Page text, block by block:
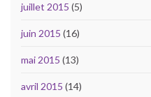
juillet 2015 (5)
juin 2015 (16)
mai 2015 (13)
avril 2015 (14)